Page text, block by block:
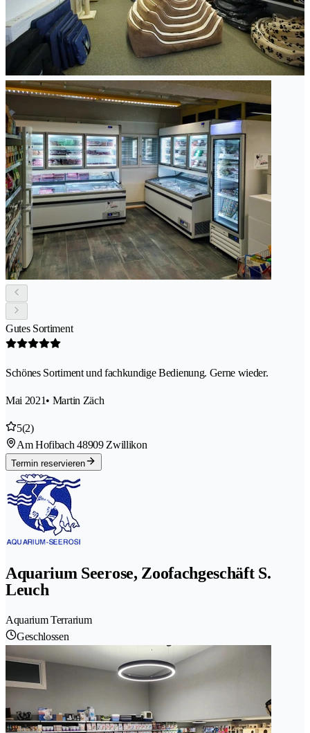
Gutes Sortiment
Schönes Sortiment und fachkundige Bedienung. Gerne wieder.
Mai 2021• Martin Zäch
5(2)
Am Hofibach 48909 Zwillikon
Termin reservieren
Aquarium Seerose, Zoofachgeschäft S.
Leuch
Aquarium Terrarium
Geschlossen